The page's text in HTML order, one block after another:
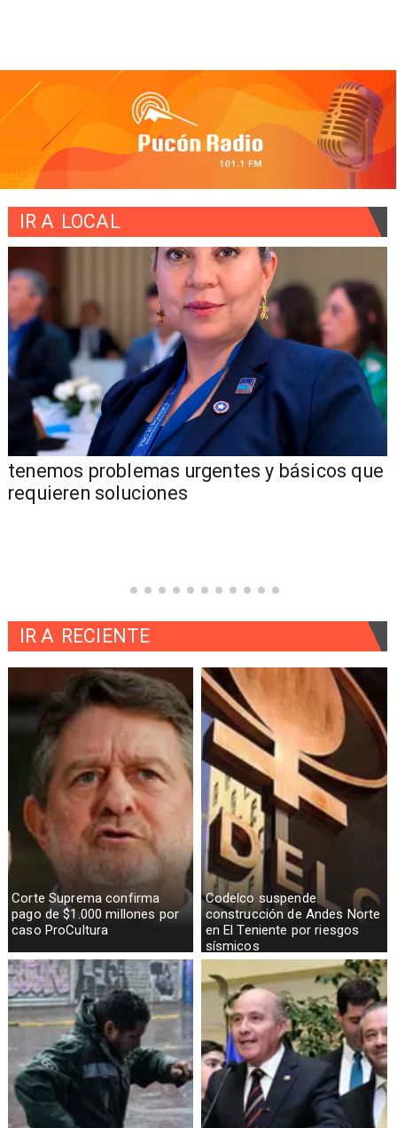
IR A LOCAL
tenemos problemas urgentes y básicos que
requieren soluciones
Corte Suprema confirma
pago de $1.000 millones por
caso ProCultura
Codelco suspende
construcción de Andes Norte
en El Teniente por riesgos
sísmicos
IR A RECIENTE